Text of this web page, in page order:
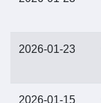
2026-01-23
2026-01-15